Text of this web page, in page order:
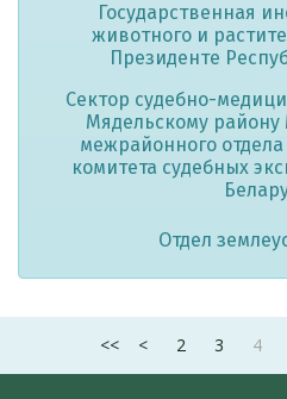
Государственная
животного и
Президенте
Сектор судебно-
Мядельскому району
межрайонного отдела
комитета судебных
Отдел
<< < 2 3 4